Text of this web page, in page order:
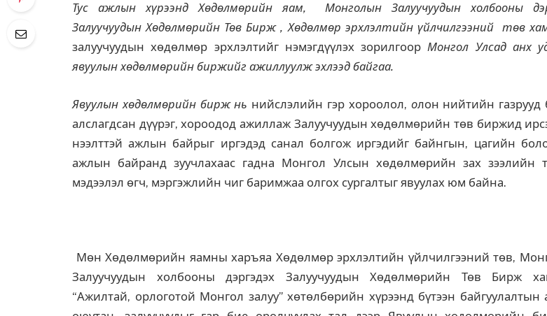
Тус ажлын хүрээнд Хөдөлмөрийн яам, Монголын Залуучуудын холбооны
Залуучуудын Хөдөлмөрийн Төв Бирж , Хөдөлмөр эрхлэлтийн үйлчилгээний төв
залуучуудын хөдөлмөр эрхлэлтийг нэмэгдүүлэх зорилгоорМонгол Улсад анх
явуулын хөдөлмөрийн биржийг ажиллуулж эхлээд байгаа.
Явуулын хөдөлмөрийн бирж нь нийслэлийн гэр хороолол, олон нийтийн газрууд
алслагдсан дүүрэг, хороодод ажиллаж Залуучуудын хөдөлмөрийн төв биржид
нээлттэй ажлын байрыг иргэдэд санал болгож иргэдийг байнгын, цагийн
ажлын байранд зуучлахаас гадна Монгол Улсын хөдөлмөрийн зах зээлийн
мэдээлэл өгч, мэргэжлийн чиг баримжаа олгох сургалтыг явуулах юм байна.
Мөн Хөдөлмөрийн яамны харъяа Хөдөлмөр эрхлэлтийн үйлчилгээний төв,
Залуучуудын холбооны дэргэдэх Залуучуудын Хөдөлмөрийн Төв Бирж
“Ажилтай, орлоготой Монгол залуу” хөтөлбөрийн хүрээнд бүтээн байгуулалтын